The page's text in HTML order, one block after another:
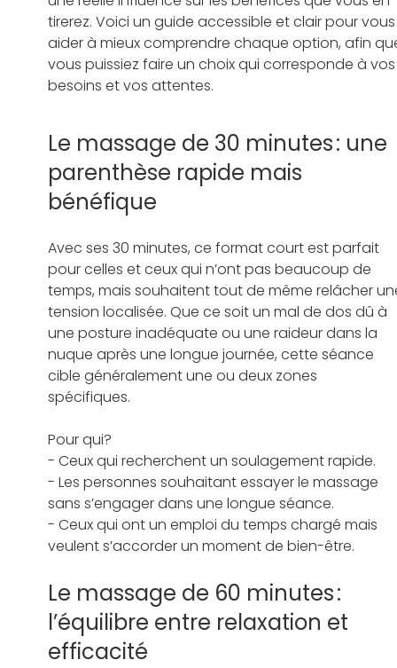
tirerez. Voici un guide accessible et clair pour
aider à mieux comprendre chaque option, afin
vous puissiez faire un choix qui corresponde à
besoins et vos attentes.
Le massage de 30 minutes : une
parenthèse rapide mais
bénéfique
Avec ses 30 minutes, ce format court est parfait
pour celles et ceux qui n’ont pas beaucoup de
temps, mais souhaitent tout de même relâcher
tension localisée. Que ce soit un mal de dos dû à
une posture inadéquate ou une raideur dans la
nuque après une longue journée, cette séance
cible généralement une ou deux zones
spécifiques.
Pour qui?
- Ceux qui recherchent un soulagement rapide.
- Les personnes souhaitant essayer le massage
sans s’engager dans une longue séance.
- Ceux qui ont un emploi du temps chargé mais
veulent s’accorder un moment de bien-être.
Le massage de 60 minutes :
l’équilibre entre relaxation et
efficacité